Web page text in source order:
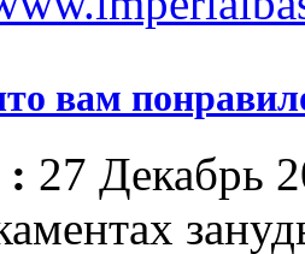
вам
: 27 Декабрь